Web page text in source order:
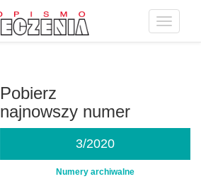
Toggle
Pobierz
najnowszy numer
3/2020
Numery archiwalne